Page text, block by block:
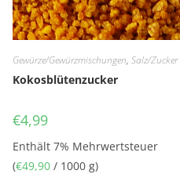
Gewürze/Gewürzmischungen,Salz/Zucker
Kokosblütenzucker
€4,99
Enthält 7% Mehrwertsteuer
(€49,90 / 1000 g)